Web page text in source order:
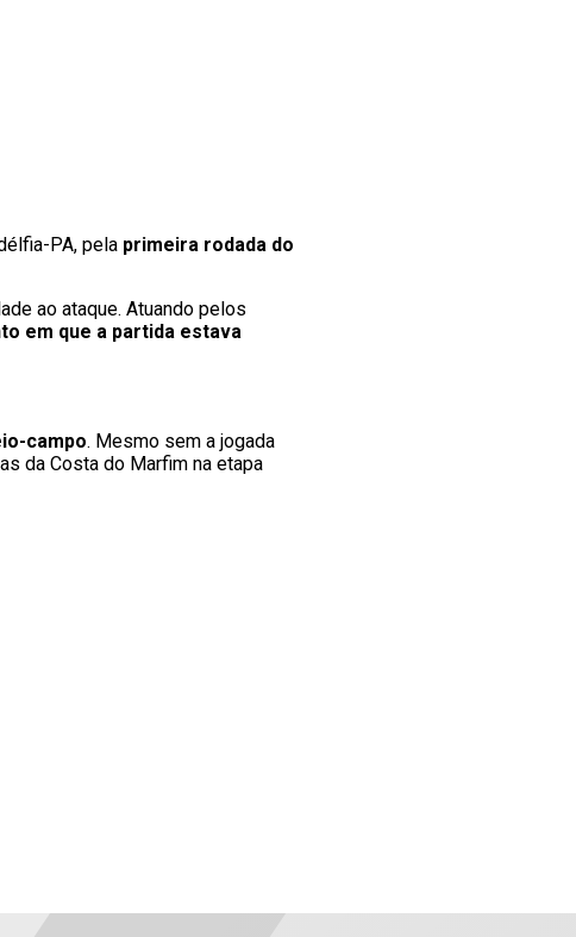
PA, pela primeira rodada do
ao ataque. Atuando pelos
em que a partida estava
campo. Mesmo sem a jogada
da Costa do Marfim na etapa